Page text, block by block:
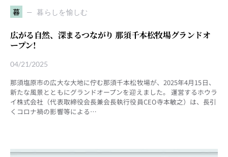
暮 暮らしを愉しむ
広がる自然、深まるつながり 那須千本松牧場グランドオ
ープン!
04/21/2025
那須塩原市の広大な大地に佇む那須千本松牧場が、2025年4月15日、
新たな風景とともにグランドオープンを迎えました。 運営するホウラ
イ株式会社（代表取締役会長兼会長執行役員CEO寺本敏之）は、長引
くコロナ禍の影響等による…